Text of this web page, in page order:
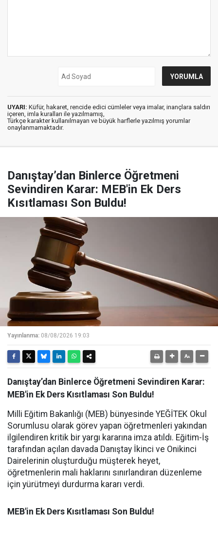
UYARI: Küfür, hakaret, rencide edici cümleler veya imalar, inançlara saldırı
içeren, imla kuralları ile yazılmamış,
Türkçe karakter kullanılmayan ve büyük harflerle yazılmış yorumlar
onaylanmamaktadır.
Danıştay’dan Binlerce Öğretmeni
Sevindiren Karar: MEB'in Ek Ders
Kısıtlaması Son Buldu!
Yayınlanma: 08/08/2026 19:03
Danıştay’dan Binlerce Öğretmeni Sevindiren Karar:
MEB'in Ek Ders Kısıtlaması Son Buldu!
Milli Eğitim Bakanlığı (MEB) bünyesinde YEĞİTEK Okul
Sorumlusu olarak görev yapan öğretmenleri yakından
ilgilendiren kritik bir yargı kararına imza atıldı. Eğitim-İş
tarafından açılan davada Danıştay İkinci ve Onikinci
Dairelerinin oluşturduğu müşterek heyet,
öğretmenlerin mali haklarını sınırlandıran düzenleme
için yürütmeyi durdurma kararı verdi.
MEB'in Ek Ders Kısıtlaması Son Buldu!